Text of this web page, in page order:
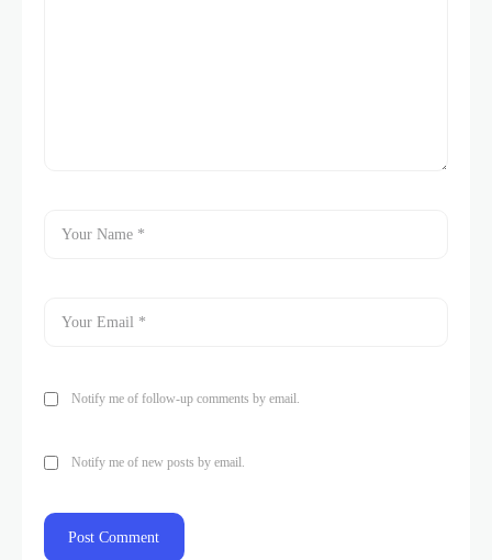
Notify me of follow-up comments by email.
Notify me of new posts by email.